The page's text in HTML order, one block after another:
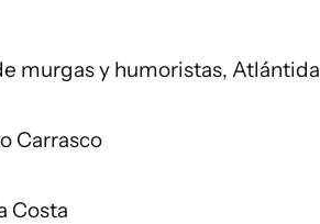
murgas y humoristas, Atlántida
Carrasco
Costa